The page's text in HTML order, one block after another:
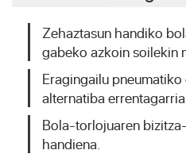
Zehaztasun handiko
gabeko azkoin soilekin
Eragingailu
alternatiba
Bola-torlojuaren
handiena.